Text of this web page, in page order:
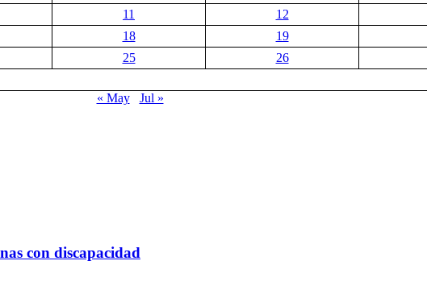
11 12
18 19
25 26
« May
Jul »
con discapacidad